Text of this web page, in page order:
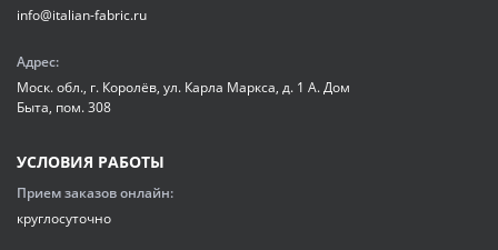
info@italian-fabric.ru
Адрес:
Моск. обл., г. Королёв, ул. Карла Маркса, д. 1 А. Дом
Быта, пом. 308
УСЛОВИЯ РАБОТЫ
Прием заказов онлайн:
круглосуточно